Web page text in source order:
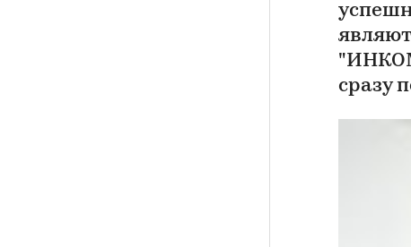
сразу